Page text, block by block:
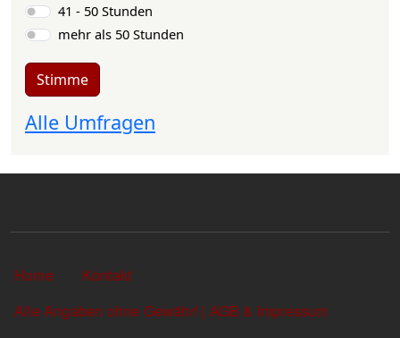
41 - 50 Stunden
mehr als 50 Stunden
Stimme
Alle Umfragen
Sekundärlinks
Home
Kontakt
Alle Angaben ohne Gewähr! | AGB & Impressum